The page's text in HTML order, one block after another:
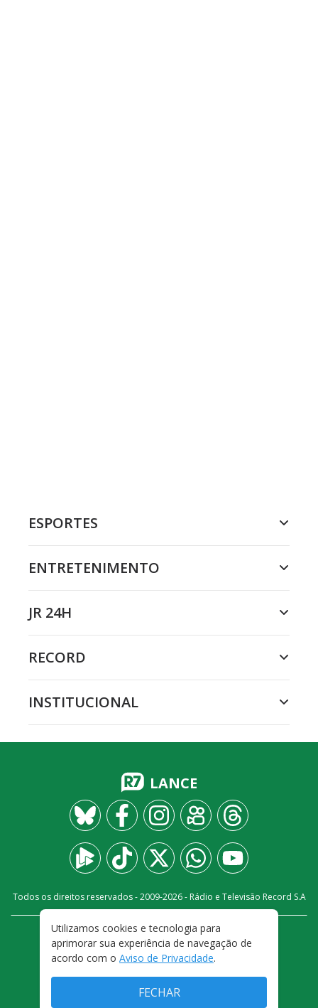
ESPORTES
ENTRETENIMENTO
JR 24H
RECORD
INSTITUCIONAL
LANCE
Todos os direitos reservados - 2009-2026- Rádio e Televisão Record S.A
FALE CONOSCO
PRIVACIDADE
TERMOS E CONDIÇÕES DE USO
Utilizamos cookies e tecnologia para
aprimorar sua experiência de navegação de
acordo com o Aviso de Privacidade.
FECHAR